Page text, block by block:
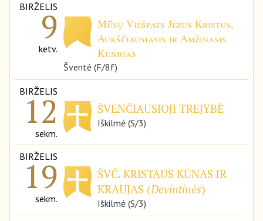
BIRŽELIS
9
ketv.
Mūsų Viešpats Jėzus Kristus,
Aukščiausiasis ir Amžinasis
Kunigas
Šventė (F/8f)
BIRŽELIS
12
sekm.
ŠVENČIAUSIOJI TREJYBĖ
Iškilmė (S/3)
BIRŽELIS
19
sekm.
ŠVČ. KRISTAUS KŪNAS IR
KRAUJAS (Devintinės)
Iškilmė (S/3)